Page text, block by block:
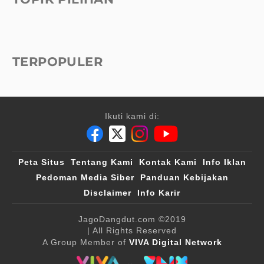
TERPOPULER
Ikuti kami di:
Peta Situs Tentang Kami Kontak Kami
Info Iklan
Pedoman Media Siber
Panduan Kebijakan
Disclaimer
Info Karir
JagoDangdut.com ©2019
| All Rights Reserved
A Group Member of VIVA Digital Network